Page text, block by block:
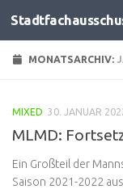
Zum Inhalt
MONATSARCHIV:
MIXED 30. JANUAR
MLMD:
Ein Großteil der
Saison 2021-2022